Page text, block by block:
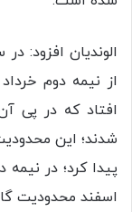
الوندیان
از نیمه دوم
شدند؛ این
اسفند محدودیت